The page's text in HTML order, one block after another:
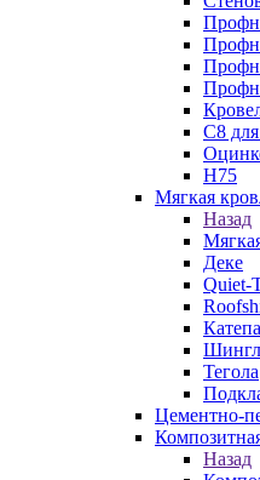
С8 для
Н75
Мягкая
Назад
Деке
Quiet-
Тегола
Цементно-
Назад